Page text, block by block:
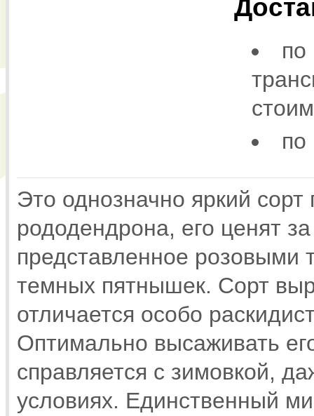
по
по
Это однозначно яркий сорт
рододендрона, его ценят
представленное розовыми
темных пятнышек. Сорт
отличается особо
Оптимально высаживать
справляется с зимовкой,
условиях. Единственный